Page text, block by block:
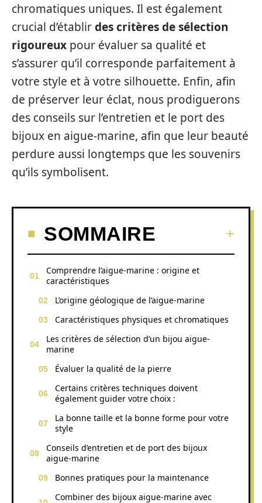
chromatiques uniques. Il est également
crucial d’établirdes critères de sélection
rigoureux pour évaluer sa qualité et
s’assurer qu’il corresponde parfaitement à
votre style et à votre silhouette. Enfin, afin
de préserver leur éclat, nous prodiguerons
des conseils sur l’entretien et le port des
bijoux en aigue-marine, afin que leur beauté
perdure aussi longtemps que les souvenirs
qu’ils symbolisent.
SOMMAIRE
Comprendre l’aigue-marine : origine et
caractéristiques
L’origine géologique de l’aigue-marine
Caractéristiques physiques et chromatiques
Les critères de sélection d’un bijou aigue-
marine
Évaluer la qualité de la pierre
Certains critères techniques doivent
également guider votre choix :
La bonne taille et la bonne forme pour votre
style
Conseils d’entretien et de port des bijoux
aigue-marine
Bonnes pratiques pour la maintenance
Combiner des bijoux aigue-marine avec